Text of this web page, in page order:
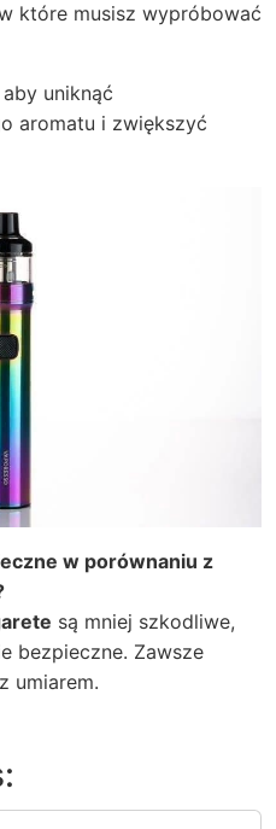
które musisz wypróbować
uniknąć
aromatu i zwiększyć
w porównaniu z
są mniej szkodliwe,
bezpieczne. Zawsze
umiarem.